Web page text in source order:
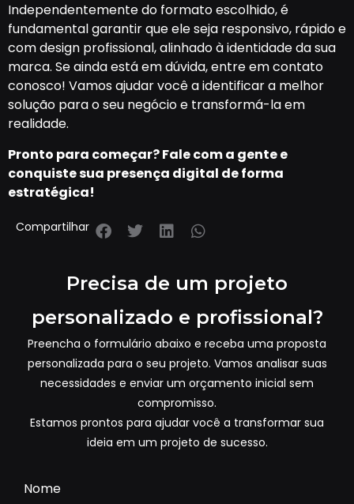
Independentemente do formato escolhido, é
fundamental garantir que ele seja responsivo, rápido e
com design profissional, alinhado à identidade da sua
marca. Se ainda está em dúvida, entre em contato
conosco! Vamos ajudar você a identificar a melhor
solução para o seu negócio e transformá-la em
realidade.
Pronto para começar? Fale com a gente e
conquiste sua presença digital de forma
estratégica!
Compartilhar
Precisa de um projeto
personalizado e profissional?
Preencha o formulário abaixo e receba uma proposta
personalizada para o seu projeto. Vamos analisar suas
necessidades e enviar um orçamento inicial sem
compromisso.
Estamos prontos para ajudar você a transformar sua
ideia em um projeto de sucesso.
Nome